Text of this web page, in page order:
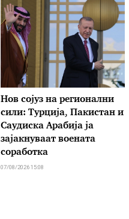
Нов сојуз на регионални
сили: Турција, Пакистан и
Саудиска Арабија ја
зајакнуваат воената
соработка
07/08/2026 15:08